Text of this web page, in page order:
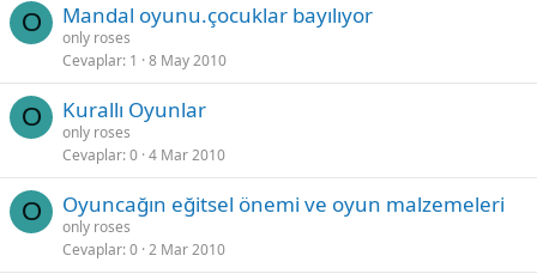
O Mandal oyunu.çocuklar bayılıyor
only roses
Cevaplar 1 8 May 2010
O Kurallı Oyunlar
only roses
Cevaplar 0 4 Mar 2010
O Oyuncağın eğitsel önemi ve oyun malzemeleri
only roses
Cevaplar 0 2 Mar 2010